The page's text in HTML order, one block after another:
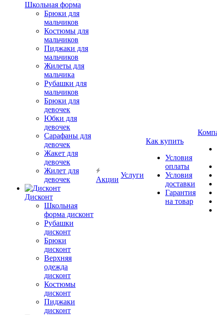
Школьная форма
Брюки для
мальчиков
Костюмы для
мальчиков
Пиджаки для
мальчиков
Жилеты для
мальчика
Рубашки для
мальчиков
Брюки для
девочек
Юбки для
девочек
Сарафаны для
девочек
Жакет для
девочек
Жилет для
девочек
Дисконт
Школьная
форма дисконт
Рубашки
дисконт
Брюки
дисконт
Верхняя
одежда
дисконт
Костюмы
дисконт
Пиджаки
дисконт
Акции
Услуги
Как купить
Условия
оплаты
Условия
доставки
Гарантия
на товар